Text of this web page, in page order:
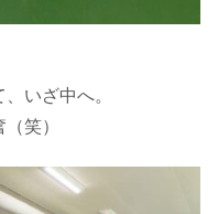
いざ中へ。
笑）